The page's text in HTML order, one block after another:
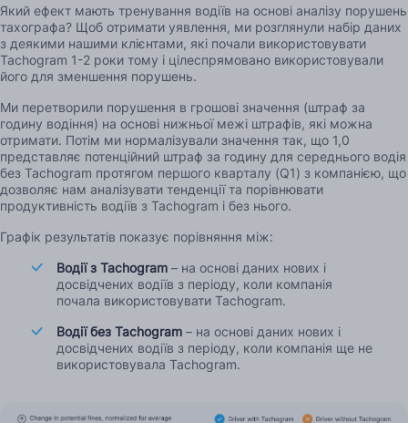
Який ефект мають тренування водіїв на основі аналізу порушень
тахографа? Щоб отримати уявлення, ми розглянули набір даних
з деякими нашими клієнтами, які почали використовувати
Tachogram 1-2 роки тому і цілеспрямовано використовували
його для зменшення порушень.
Ми перетворили порушення в грошові значення (штраф за
годину водіння) на основі нижньої межі штрафів, які можна
отримати. Потім ми нормалізували значення так, що 1,0
представляє потенційний штраф за годину для середнього водія
без Tachogram протягом першого кварталу (Q1) з компанією, що
дозволяє нам аналізувати тенденції та порівнювати
продуктивність водіїв з Tachogram і без нього.
Графік результатів показує порівняння між:
Водії з Tachogram – на основі даних нових і
досвідчених водіїв з періоду, коли компанія
почала використовувати Tachogram.
Водії без Tachogram – на основі даних нових і
досвідчених водіїв з періоду, коли компанія ще не
використовувала Tachogram.